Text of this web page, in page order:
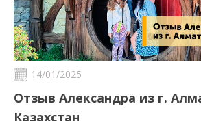
14/01/2025
Отзыв Александра из г.
Казахстан